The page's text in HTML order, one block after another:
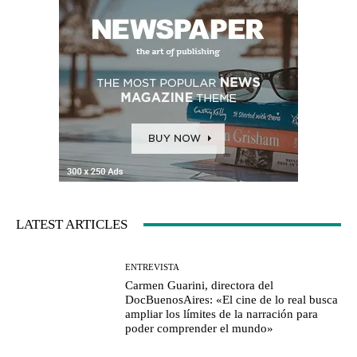
LATEST ARTICLES
ENTREVISTA
Carmen Guarini, directora del
DocBuenosAires: «El cine de lo real busca
ampliar los límites de la narración para
poder comprender el mundo»